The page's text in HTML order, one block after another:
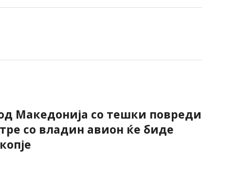
Македонија со тешки повреди
со владин авион ќе биде